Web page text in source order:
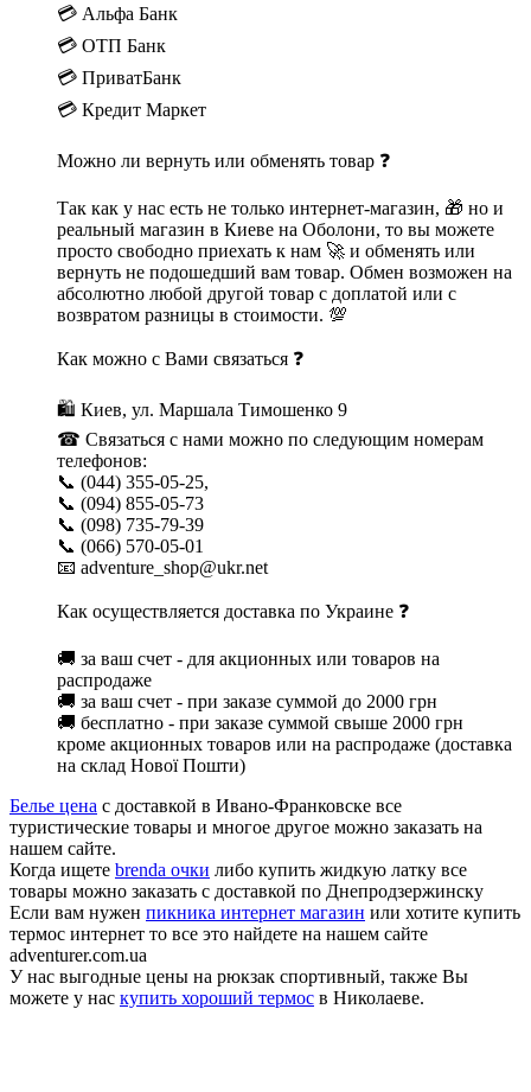
💳 Альфа Банк
💳 ОТП Банк
💳 ПриватБанк
💳 Кредит Маркет
Можно ли вернуть или обменять товар ❓
Так как у нас есть не только интернет-магазин, 🎁 но и
реальный магазин в Киеве на Оболони, то вы можете
просто свободно приехать к нам 🚀 и обменять или
вернуть не подошедший вам товар. Обмен возможен на
абсолютно любой другой товар с доплатой или с
возвратом разницы в стоимости. 💯
Как можно с Вами связаться ❓
🛍 Киев, ул. Маршала Тимошенко 9
☎ Связаться с нами можно по следующим номерам
телефонов:
📞 (044) 355-05-25,
📞 (094) 855-05-73
📞 (098) 735-79-39
📞 (066) 570-05-01
📧 adventure_shop@ukr.net
Как осуществляется доставка по Украине ❓
🚚 за ваш счет - для акционных или товаров на
распродаже
🚚 за ваш счет - при заказе суммой до 2000 грн
🚚 бесплатно - при заказе суммой свыше 2000 грн
кроме акционных товаров или на распродаже (доставка
на склад Нової Пошти)
Белье цена с доставкой в Ивано-Франковске все
туристические товары и многое другое можно заказать на
нашем сайте.
Когда ищете brenda очки либо купить жидкую латку все
товары можно заказать с доставкой по Днепродзержинску
Если вам нужен пикника интернет магазин или хотите купить
термос интернет то все это найдете на нашем сайте
adventurer.com.ua
У нас выгодные цены на рюкзак спортивный, также Вы
можете у нас купить хороший термос в Николаеве.